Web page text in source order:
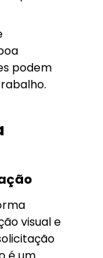
podem
visual e